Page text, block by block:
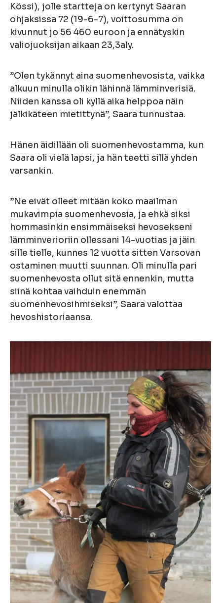
Kössi), jolle startteja on kertynyt Saaran
ohjaksissa 72 (19-6-7), voittosumma on
kivunnut jo 56 460 euroon ja ennätyskin
valiojuoksijan aikaan 23,3aly.
”Olen tykännyt aina suomenhevosista, vaikka
alkuun minulla olikin lähinnä lämminverisiä.
Niiden kanssa oli kyllä aika helppoa näin
jälkikäteen mietittynä”, Saara tunnustaa.
Hänen äidillään oli suomenhevostamma, kun
Saara oli vielä lapsi, ja hän teetti sillä yhden
varsankin.
”Ne eivät olleet mitään koko maailman
mukavimpia suomenhevosia, ja ehkä siksi
hommasinkin ensimmäiseksi hevosekseni
lämminverioriin ollessani 14-vuotias ja jäin
sille tielle, kunnes 12 vuotta sitten Varsovan
ostaminen muutti suunnan. Oli minulla pari
suomenhevosta ollut sitä ennenkin, mutta
siinä kohtaa vaihduin enemmän
suomenhevosihmiseksi”, Saara valottaa
hevoshistoriaansa.